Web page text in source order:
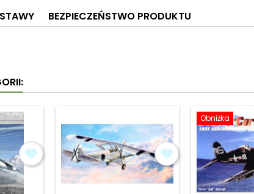
BEZPIECZEŃSTWO PRODUKTU
Obniżka